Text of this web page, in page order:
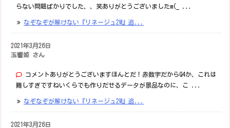
らない問題ばかりでした、、笑ありがとうございましたm(_ ...
なぞなぞが解けない『リネージュ2M』追...
2021年3月26日
玉響姫 さん
コメントありがとうございますほんとだ！赤数字だからQ4か、これは
難しすぎですねいくらでも作りだせるデータが景品なのに、こ ...
なぞなぞが解けない『リネージュ2M』追...
2021年3月26日